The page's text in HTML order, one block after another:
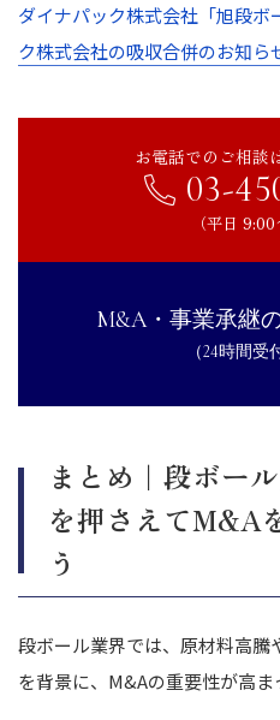
ダイナパック株式会社「旭段ボ
ク株式会社の吸収合併のお知ら
お電話でのご相談
03-
（平日 9:00
M&A・事業承継
（24時間受
まとめ｜段ボー
を押さえてM&A
う
段ボール業界では、原材料高
を背景に、M&Aの重要性が高ま